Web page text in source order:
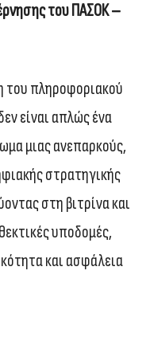
του ΠΑΣΟΚ –
του πληροφοριακού
είναι απλώς ένα
μιας ανεπαρκούς,
στρατηγικής
στη βιτρίνα και
υποδομές,
και ασφάλεια